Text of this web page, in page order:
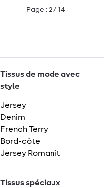
Page : 2 / 14
Tissus de mode avec
style
Jersey
Denim
French Terry
Bord-côte
Jersey Romanit
Tissus spéciaux